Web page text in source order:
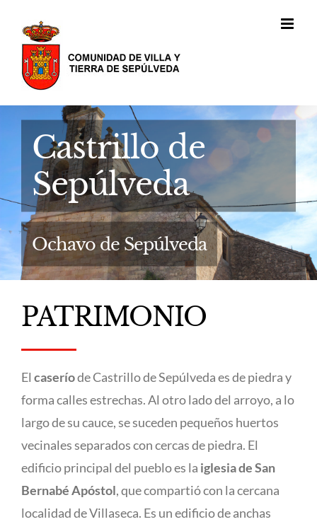
contenido
Castrillo de
Sepúlveda
Ochavo de Sepúlveda
PATRIMONIO
El caseríode Castrillo de Sepúlveda es de piedra y
forma calles estrechas. Al otro lado del arroyo, a lo
largo de su cauce, se suceden pequeños huertos
vecinales separados con cercas de piedra. El
edificio principal del pueblo es la iglesia de San
Bernabé Apóstol, que compartió con la cercana
localidad de Villaseca. Es un edificio de anchas